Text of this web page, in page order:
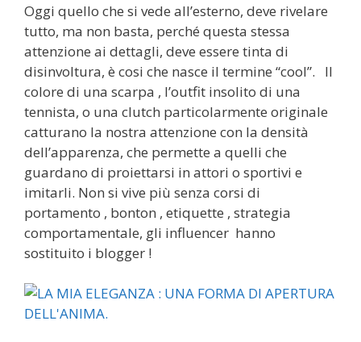
Oggi quello che si vede all’esterno, deve rivelare
tutto, ma non basta, perché questa stessa
attenzione ai dettagli, deve essere tinta di
disinvoltura, è cosi che nasce il termine “cool”. Il
colore di una scarpa , l’outfit insolito di una
tennista, o una clutch particolarmente originale
catturano la nostra attenzione con la densità
dell’apparenza, che permette a quelli che
guardano di proiettarsi in attori o sportivi e
imitarli. Non si vive più senza corsi di
portamento , bonton , etiquette , strategia
comportamentale, gli influencer hanno
sostituito i blogger !